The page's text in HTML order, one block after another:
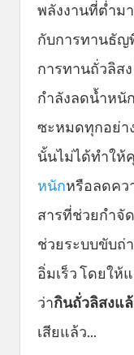
พลังงานที่ต่ำม
กับการทานธัญ
การทานถั่วลิส
กำลังลดน้ำหนั
ซะหมดทุกอย่า
นั้นไม่ได้ทำให้
หนักหรือลดคว
สารที่ช่วยกำจั
ช่วยระบบขับถ่
อิ่มเร็ว โดยใ
ว่ากินถั่วลิสงแ
เสียแล้ว...